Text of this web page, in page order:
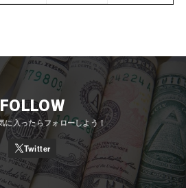
FOLLOW